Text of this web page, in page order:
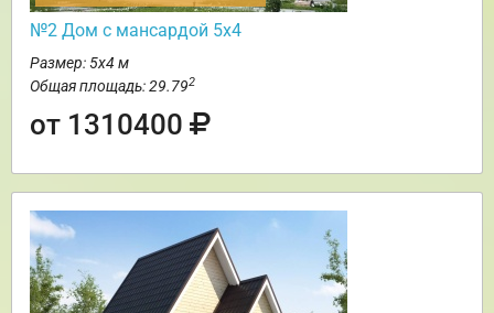
№2 Дом с мансардой 5х4
Размер: 5х4 м
Общая площадь: 29.792
от 1310400